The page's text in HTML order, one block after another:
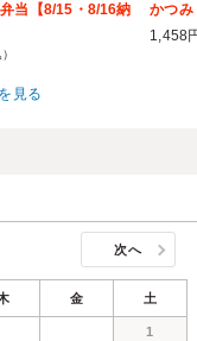
当【8/15・8/16納
かつみ
1,458
見る
次へ
金 土
1